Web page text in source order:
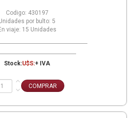
Codigo: 430197
por bulto: 5
viaje: 15 Unidades
Stock:U$S:+ IVA